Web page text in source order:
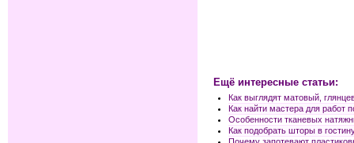
Ещё интересные статьи:
Как выглядят матовый,
Как найти мастера для работ
Особенности тканевых
Как подобрать шторы в
Почему запотевают